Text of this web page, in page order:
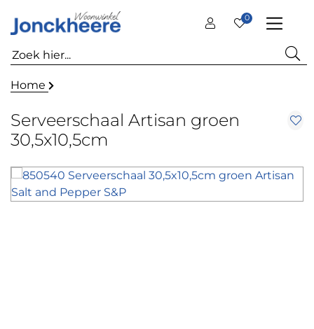
0
Home
Serveerschaal Artisan groen
30,5x10,5cm